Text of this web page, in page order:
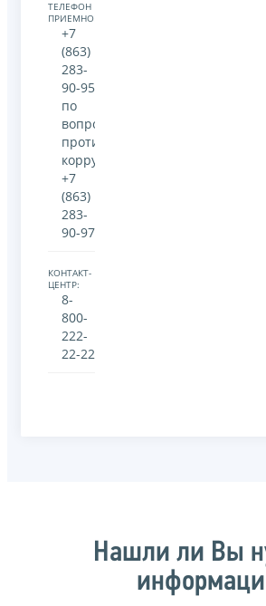
ТЕЛЕФОН
ПРИЕМНОЙ:
+7
(863)
283-
90-95
по
вопросам
противодействия
коррупции:
+7
(863)
283-
90-97
КОНТАКТ-
ЦЕНТР:
8-
800-
222-
22-22
Нашли ли Вы